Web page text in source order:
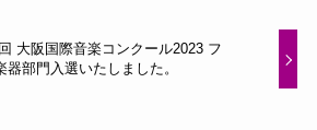
大阪国際音楽コンクール2023 フ
部門入選いたしました。